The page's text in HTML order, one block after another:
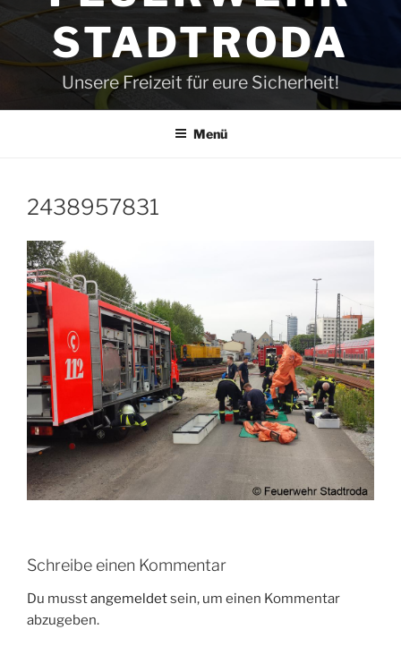
STADTRODA
Unsere Freizeit für eure Sicherheit!
Menü
2438957831
Schreibe einen Kommentar
Du musstangemeldetsein, um einen Kommentar
abzugeben.